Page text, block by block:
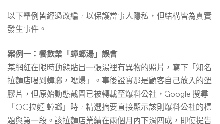
以下舉例皆經過改編，以保護當事人隱私，但結構皆為真實
發生事件。
案例一：餐飲業「蟑螂湯」誤會
某網紅在限時動態貼出一張湯裡有異物的照片，寫下「知名
拉麵店喝到蟑螂，噁爆」。事後證實那是顧客自己放入的塑
膠片，但原始動態截圖已被轉載至爆料公社，Google 搜尋
「○○拉麵 蟑螂」時，精選摘要直接顯示該則爆料公社的標
題與第一段。該拉麵店業績在兩個月內下滑四成，即使提告